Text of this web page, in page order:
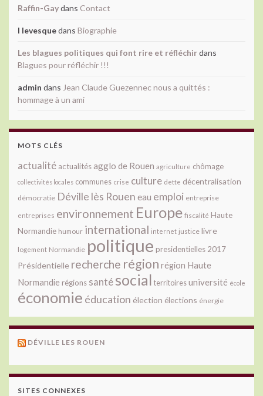
Raffin-Gaydans Contact
l levesquedans Biographie
Les blagues politiques qui font rire et réfléchirdans
Blagues pour réfléchir !!!
admin dans Jean Claude Guezennec nous a quittés :
hommage à un ami
MOTS CLÉS
actualité actualitésagglo de Rouen agriculture chômage
collectivités locales communes crise culture dette décentralisation
démocratie Déville lès Rouen eau emploi entreprise
entreprises environnement Europe fiscalité Haute
Normandie humour international internet justice livre
logement Normandie politique presidentielles 2017
Présidentielle recherche région région Haute
Normandie régions santésocial territoiresuniversité école
économie éducation élection élections énergie
DÉVILLE LES ROUEN
SITES CONNEXES